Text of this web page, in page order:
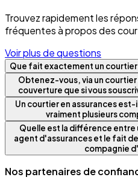
Trouvez rapidement les
fréquentes à propos des
Voir plus de questions
Que fait exactement un courtier
Obtenez-vous, via un
couverture que si vous
Un courtier en assurances
vraiment plusieurs
Quelle est la différence entre
agent d'assurances et le fait
compagnie
Nos partenaires de